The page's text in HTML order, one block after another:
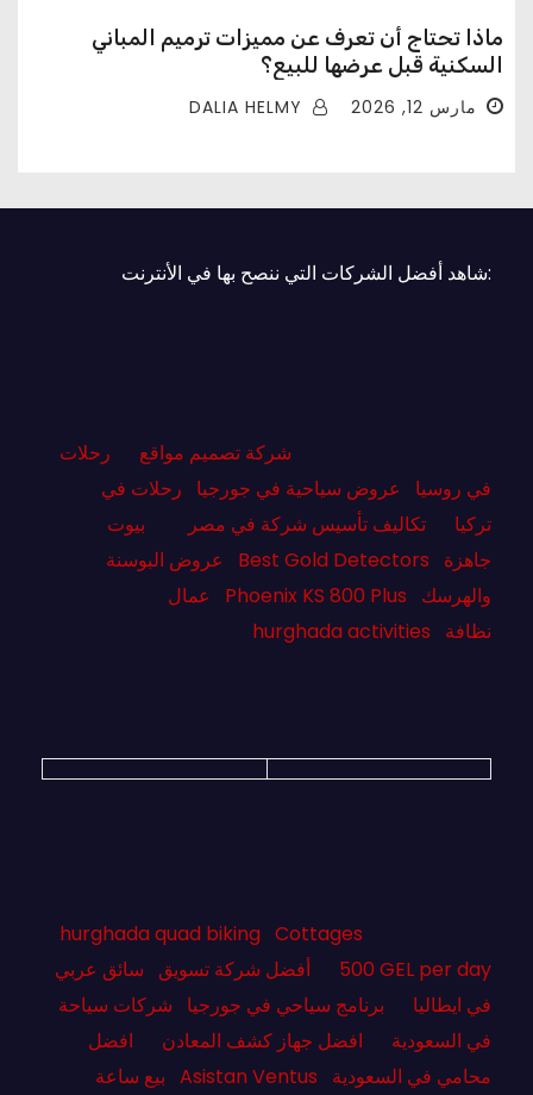
ماذا تحتاج أن تعرف عن مميزات ترميم المباني
السكنية قبل عرضها للبيع؟
مارس 12, 2026
:شاهد أفضل الشركات التي ننصح بها في الأنترنت
شركة تصميم مواقع
رحلات
في روسيا
عروض سياحية في جورجيا
رحلات في
تركيا
تكاليف تأسيس شركة في مصر
بيوت
جاهزة
Best Gold Detectors
عروض البوسنة
والهرسك
Phoenix KS 800 Plus
عمال
نظافة
hurghada activities
hurghada quad biking Cottages
500 GEL per day
أفضل شركة تسويق
سائق عربي
في ايطاليا
برنامج سياحي في جورجيا
شركات سياحة
في السعودية
افضل جهاز كشف المعادن
افضل
محامي في السعودية
Asistan Ventus بيع ساعة